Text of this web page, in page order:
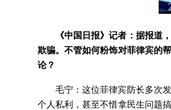
《中国日报》记者：据报道
欺骗。不管如何粉饰对菲律宾的
论？
毛宁：这位菲律宾防长多次
个人私利，甚至不惜拿民生问题